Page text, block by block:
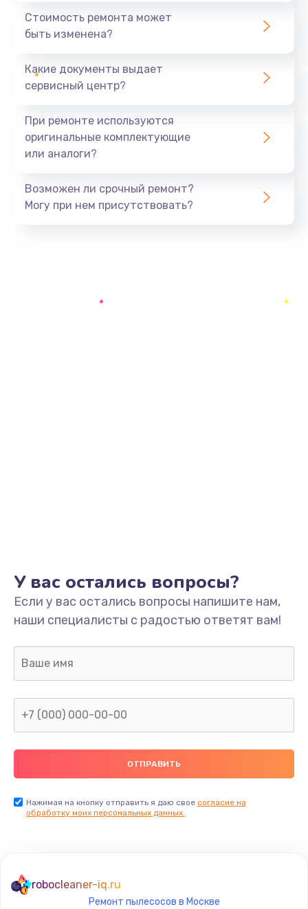
1500 руб.
Чистка системы охлаждения
Заказать
Замена уплотнителей
Заказать
Заказать
Ремонт корпуса
Заказать
Чистка фильтров
Заказать
Стоимость ремонта может
быть изменена?
Какие документы выдает
сервисный центр?
При ремонте используются
оригинальные комплектующие
или аналоги?
Возможен ли срочный ремонт?
Могу при нем присутствовать?
У вас остались вопросы?
Если у вас остались вопросы напишите нам,
наши специалисты с радостью ответят вам!
Нажимая на кнопку отправить я даю свое согласие на
обработку моих персональных данных.
robocleaner-iq.ru
Ремонт пылесосов в Москве